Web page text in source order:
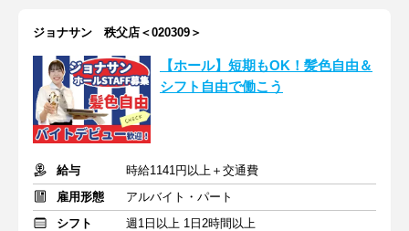
ジョナサン 秩父店＜020309＞
【ホール】短期もOK！髪色自由＆
シフト自由で働こう
給与
時給1141円以上＋交通費
雇用形態
アルバイト・パート
シフト
週1日以上 1日2時間以上